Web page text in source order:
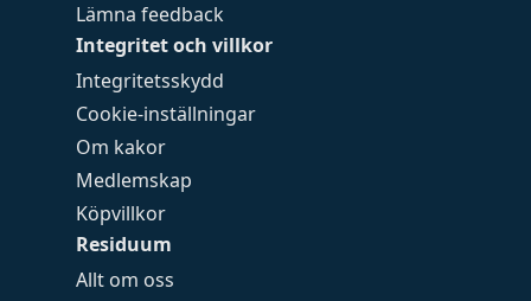
Lämna feedback
Integritet och villkor
Integritetsskydd
Cookie-inställningar
Om kakor
Medlemskap
Köpvillkor
Residuum
Allt om oss